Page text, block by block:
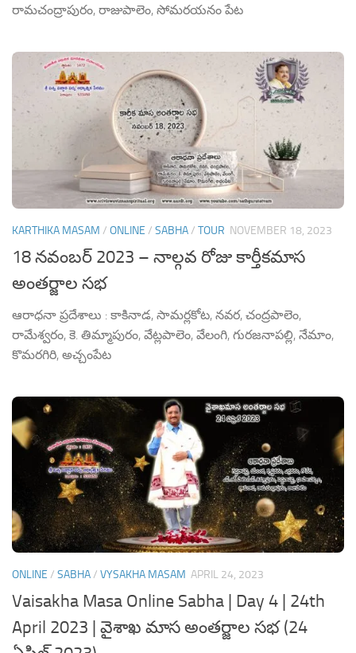
రామచంద్రాపురం, రాజుపాలెం, సోమరయనం పేట
KARTHIKA MASAM / ONLINE / SABHA/ TOUR NOVEMBER 18, 2023
18 నవంబర్ 2023 – నాల్గవ రోజు కార్తీకమాస
అంతర్జాల సభ
ఆరాధనా ప్రదేశాలు : కాకినాడ, సామర్లకోట, నవర, చంద్రపాలెం,
రామేశ్వరం, కె. తిమ్మాపురం, వేట్లపాలెం, వేలంగి, గురజనాపల్లి, నేమాం,
కొమరగిరి, అచ్చంపేట
ONLINE / SABHA/ VYSAKHA MASAM APRIL 24, 2023
Vaisakha Masa Online Sabha | Day 4 | 24th
April 2023 | వైశాఖ మాస అంతర్జాల సభ (24